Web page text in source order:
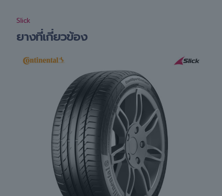
Slick
ยางที่เกี่ยวข้อง